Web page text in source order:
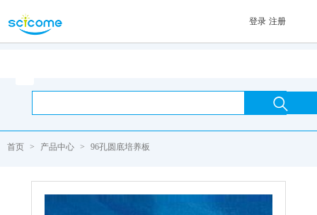
登录 注册

首页 > 产品中心 > 96孔圆底培养板